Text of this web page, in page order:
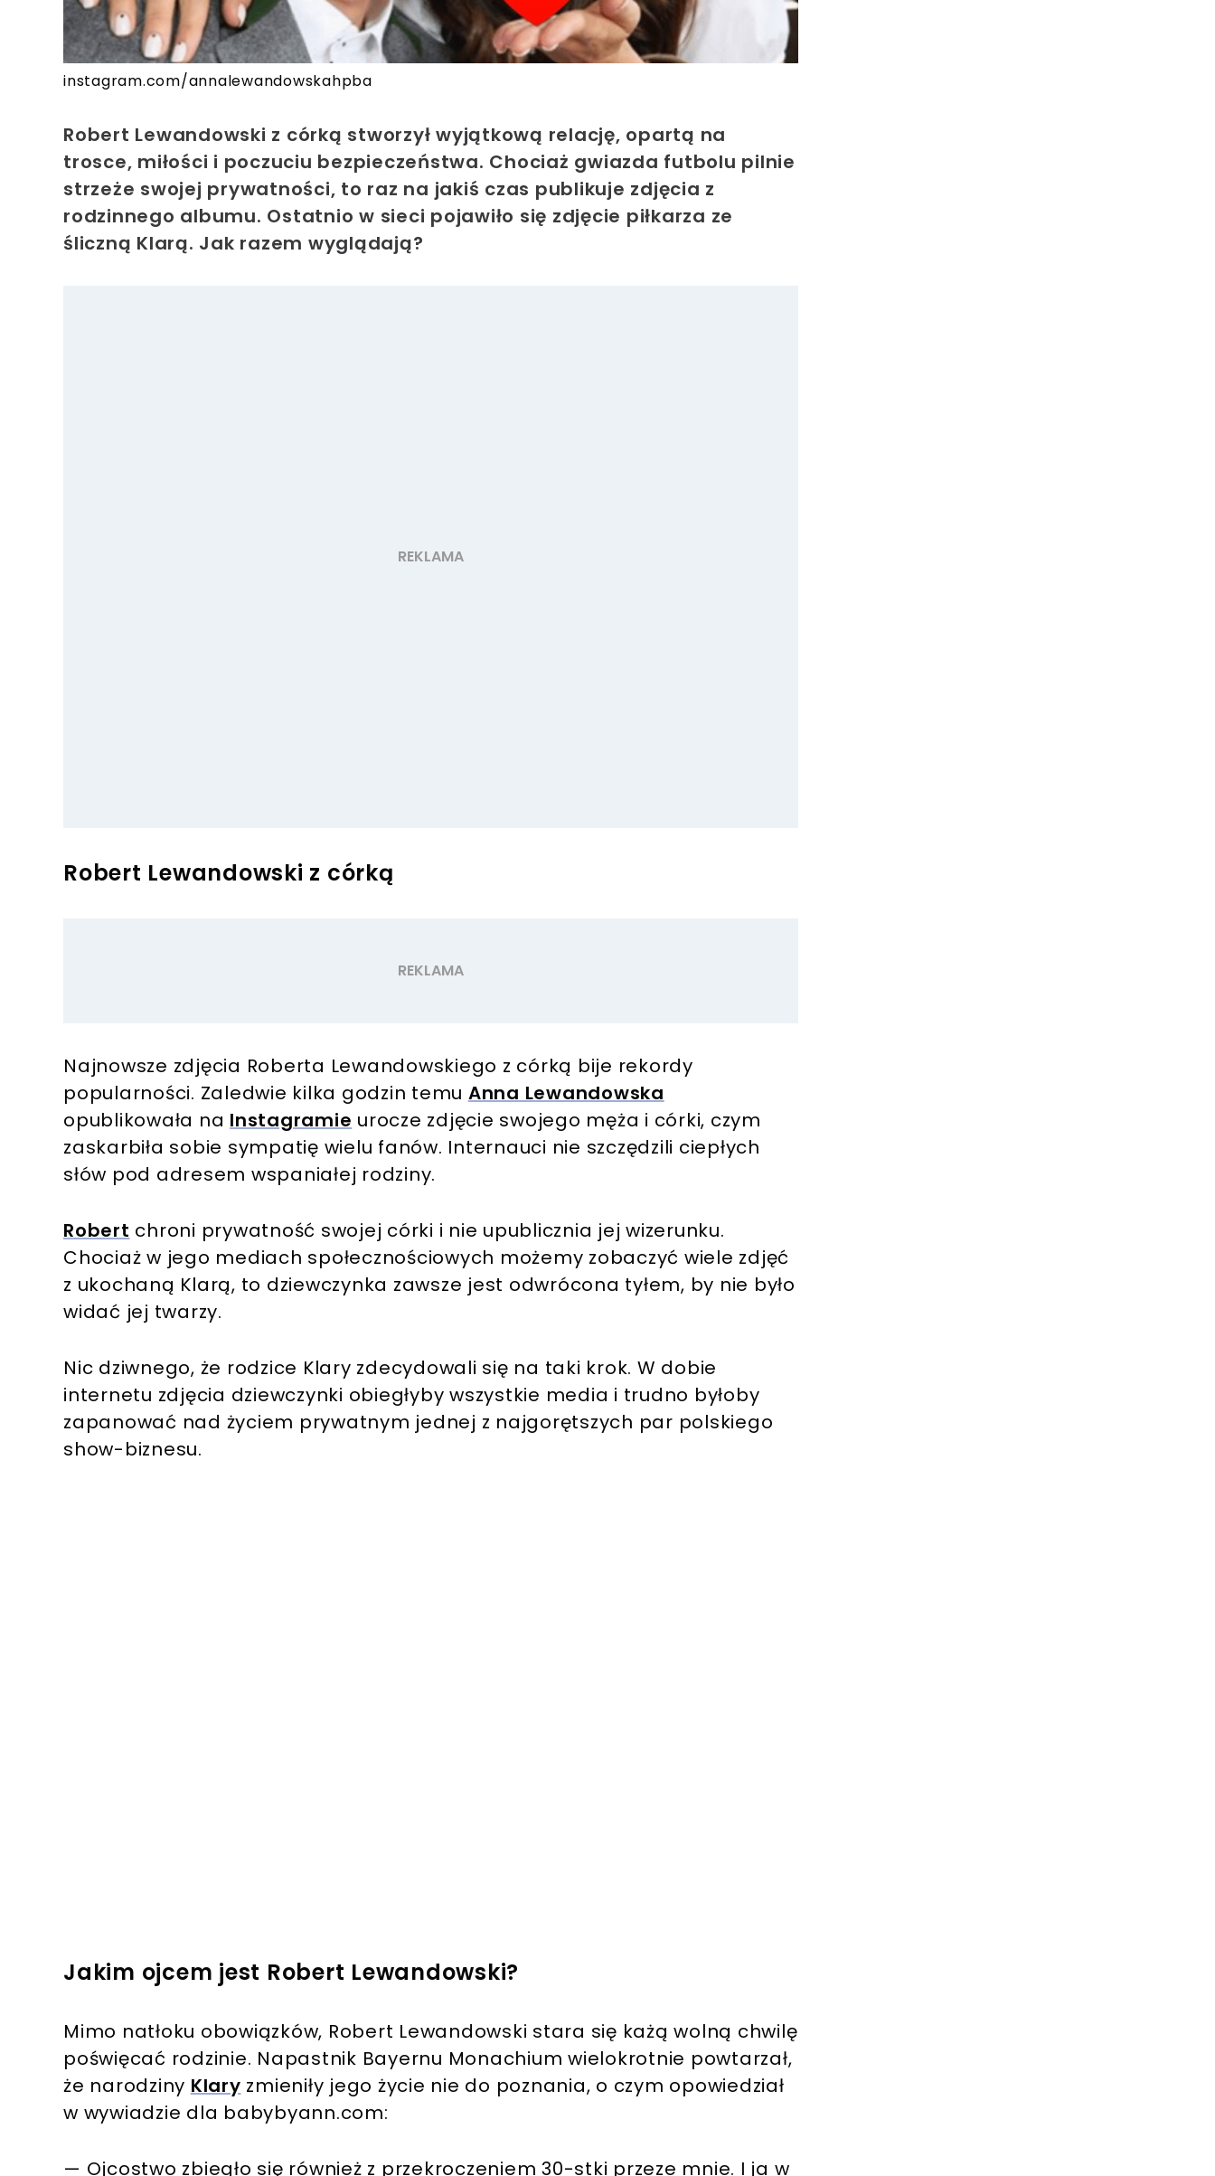
instagram.com/annalewandowskahpba
Robert Lewandowski z córką stworzył wyjątkową relację, opartą na
trosce, miłości i poczuciu bezpieczeństwa. Chociaż gwiazda futbolu pilnie
strzeże swojej prywatności, to raz na jakiś czas publikuje zdjęcia z
rodzinnego albumu. Ostatnio w sieci pojawiło się zdjęcie piłkarza ze
śliczną Klarą. Jak razem wyglądają?
Robert Lewandowski z córką
Najnowsze zdjęcia Roberta Lewandowskiego z córką bije rekordy
popularności. Zaledwie kilka godzin temu Anna Lewandowska
opublikowała na Instagramie urocze zdjęcie swojego męża i córki, czym
zaskarbiła sobie sympatię wielu fanów. Internauci nie szczędzili ciepłych
słów pod adresem wspaniałej rodziny.
Robert chroni prywatność swojej córki i nie upublicznia jej wizerunku.
Chociaż w jego mediach społecznościowych możemy zobaczyć wiele zdjęć
z ukochaną Klarą, to dziewczynka zawsze jest odwrócona tyłem, by nie było
widać jej twarzy.
Nic dziwnego, że rodzice Klary zdecydowali się na taki krok. W dobie
internetu zdjęcia dziewczynki obiegłyby wszystkie media i trudno byłoby
zapanować nad życiem prywatnym jednej z najgorętszych par polskiego
show-biznesu.
Jakim ojcem jest Robert Lewandowski?
Mimo natłoku obowiązków, Robert Lewandowski stara się każą wolną chwilę
poświęcać rodzinie. Napastnik Bayernu Monachium wielokrotnie powtarzał,
że narodziny Klary zmieniły jego życie nie do poznania, o czym opowiedział
w wywiadzie dla babybyann.com:
— Ojcostwo zbiegło się również z przekroczeniem 30-stki przeze mnie. I ja w